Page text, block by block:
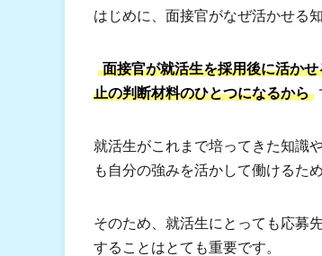
はじめに、面接官がなぜ活かせる
面接官が就活生を採用後に活か
止の判断材料のひとつになるから
就活生がこれまで培ってきた知識
も自分の強みを活かして働けるた
そのため、就活生にとっても応募
することはとても重要です。